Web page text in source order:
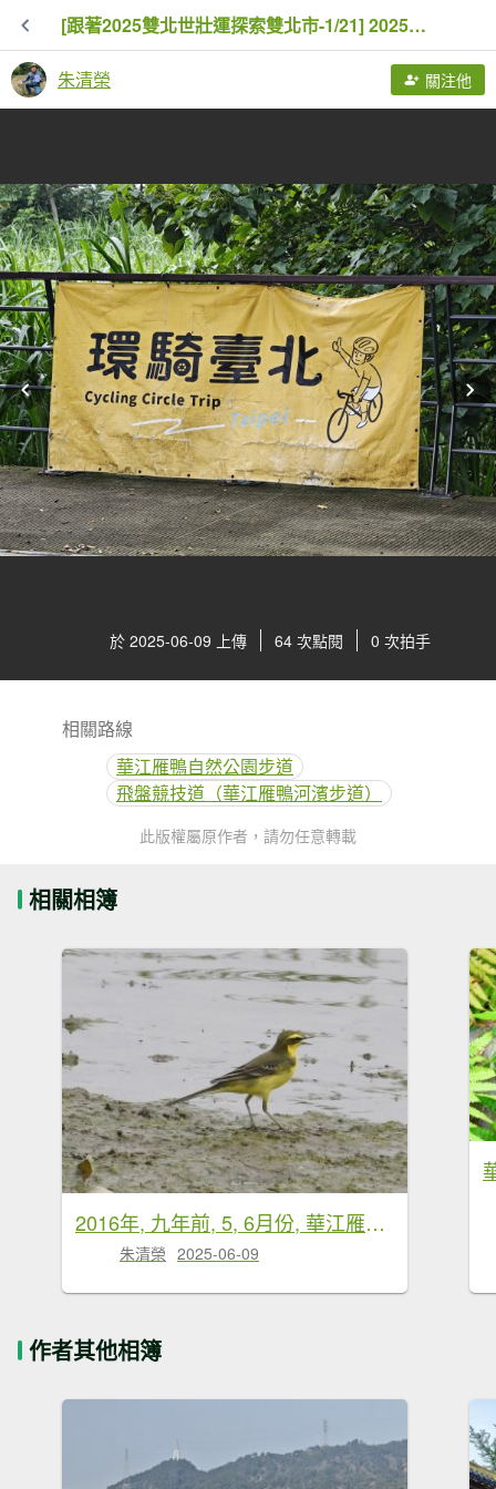
[跟著2025雙北世壯運探索雙北市-1/21] 2025_0607 飛盤競技道（華江雁鴨河濱步道）
朱清榮 關注他
於 2025-06-09 上傳 64 次點閱 0 次拍手
相關路線
華江雁鴨自然公園步道
飛盤競技道（華江雁鴨河濱步道）
此版權屬原作者，請勿任意轉載
相關相簿
2016年, 九年前, 5, 6月份, 華江雁鴨自然公園
朱清榮 2025-06-09
作者其他相簿